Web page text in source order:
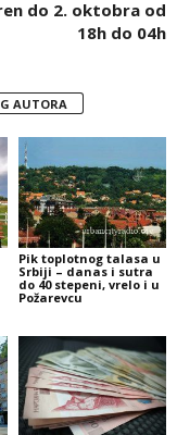
do 2. oktobra od
18h do 04h
AUTORA
Pik toplotnog talasa u
Srbiji – danas i sutra
do 40 stepeni, vrelo i u
Požarevcu